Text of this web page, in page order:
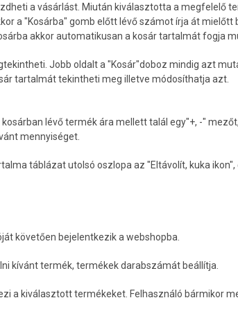
a vásárlást. Miután kiválasztotta a megfelelő
a "Kosárba" gomb előtt lévő számot írja át mielőtt
akkor automatikusan a kosár tartalmát fogja
Jobb oldalt a "Kosár"doboz mindig azt
tartalmát tekintheti meg illetve módosíthatja azt.
lévő termék ára mellett talál egy"+, -"
mennyiséget.
táblázat utolsó oszlopa az "Eltávolít, kuka
követően bejelentkezik a webshopba.
kívánt termék, termékek darabszámát beállítja.
a kiválasztott termékeket. Felhasználó bármikor